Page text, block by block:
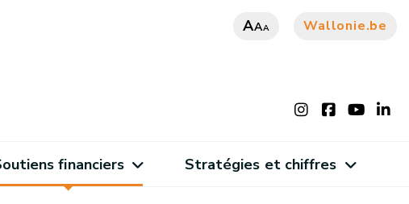
AAA Wallonie.be
financiers Stratégies et chiffres